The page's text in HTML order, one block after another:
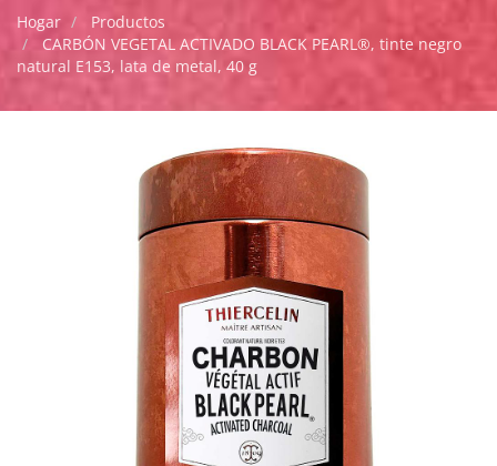
Hogar
Productos
CARBÓN VEGETAL ACTIVADO BLACK PEARL®, tinte negro
natural E153, lata de metal, 40 g